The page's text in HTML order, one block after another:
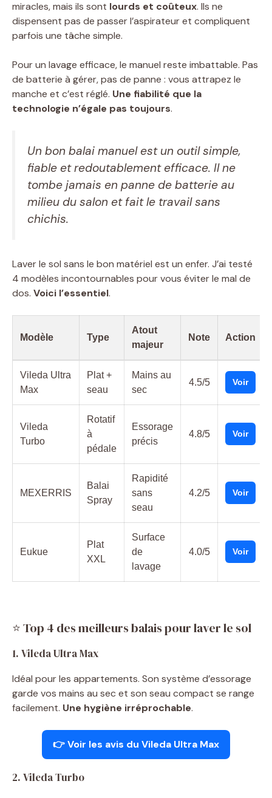
miracles, mais ils sont lourds et coûteux. Ils ne
dispensent pas de passer l’aspirateur et compliquent
parfois une tâche simple.
Pour un lavage efficace, le manuel reste imbattable. Pas
de batterie à gérer, pas de panne : vous attrapez le
manche et c’est réglé. Une fiabilité que la
technologie n’égale pas toujours.
Un bon balai manuel est un outil simple,
fiable et redoutablement efficace. Il ne
tombe jamais en panne de batterie au
milieu du salon et fait le travail sans
chichis.
Laver le sol sans le bon matériel est un enfer. J’ai testé
4 modèles incontournables pour vous éviter le mal de
dos. Voici l’essentiel.
Modèle Type
Atout
majeur
Note Action
Vileda Ultra
Max
Plat +
seau
Mains au
sec
4.5/5 Voir
Vileda
Turbo
Rotatif
à
pédale
Essorage
précis
4.8/5 Voir
MEXERRIS
Balai
Spray
Rapidité
sans
seau
4.2/5 Voir
Eukue
Plat
XXL
Surface
de
lavage
4.0/5 Voir
⭐ Top 4 des meilleurs balais pour laver le sol
1. Vileda Ultra Max
Idéal pour les appartements. Son système d’essorage
garde vos mains au sec et son seau compact se range
facilement. Une hygiène irréprochable.
👉 Voir les avis du Vileda Ultra Max
2. Vileda Turbo